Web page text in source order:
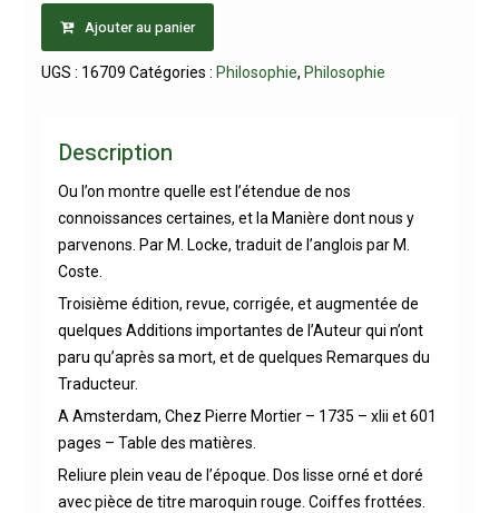
Ajouter au panier
UGS : 16709 Catégories : Philosophie, Philosophie
Description
Ou l’on montre quelle est l’étendue de nos
connoissances certaines, et la Manière dont nous y
parvenons. Par M. Locke, traduit de l’anglois par M.
Coste.
Troisième édition, revue, corrigée, et augmentée de
quelques Additions importantes de l’Auteur qui n’ont
paru qu’après sa mort, et de quelques Remarques du
Traducteur.
A Amsterdam, Chez Pierre Mortier – 1735 – xlii et 601
pages – Table des matières.
Reliure plein veau de l’époque. Dos lisse orné et doré
avec pièce de titre maroquin rouge. Coiffes frottées.